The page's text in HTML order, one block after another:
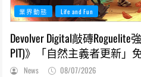
業界動態 Life and Fun
Devolver Digital敲磚Roguelite
PIT)》「自然主義者更新」
萬份，遊戲史低66折熱銷中
News 08/07/2026